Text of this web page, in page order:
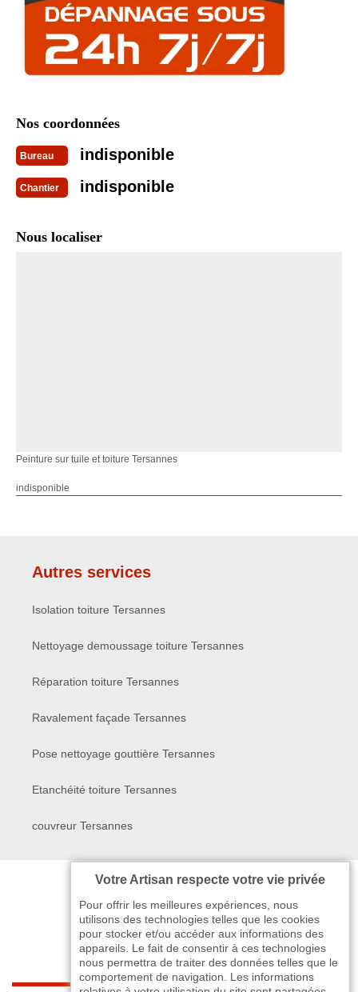
Nos coordonnées
Bureau indisponible
Chantier indisponible
Nous localiser
Peinture sur tuile et toiture Tersannes
indisponible
Autres services
Isolation toiture Tersannes
Nettoyage demoussage toiture Tersannes
Réparation toiture Tersannes
Ravalement façade Tersannes
Pose nettoyage gouttière Tersannes
Etanchéité toiture Tersannes
couvreur Tersannes
Votre Artisan respecte votre vie privée
Pour offrir les meilleures expériences, nous
utilisons des technologies telles que les cookies
pour stocker et/ou accéder aux informations des
appareils. Le fait de consentir à ces technologies
nous permettra de traiter des données telles que le
comportement de navigation. Les informations